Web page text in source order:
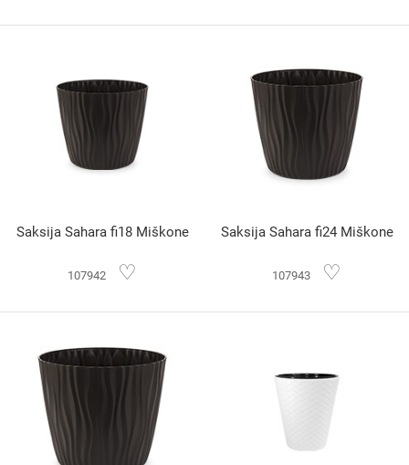
Saksija Sahara fi18 Miškone
107942 ♡
Saksija Sahara fi24 Miškone
107943 ♡